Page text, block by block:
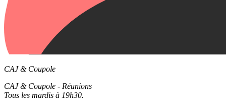
CAJ & Coupole
CAJ & Coupole - Réunions
Tous les mardis à 19h30.